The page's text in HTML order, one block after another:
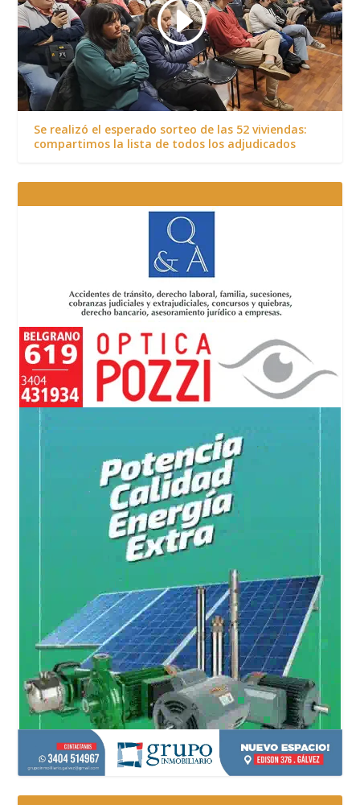
Se realizó el esperado sorteo de las 52 viviendas:
compartimos la lista de todos los adjudicados